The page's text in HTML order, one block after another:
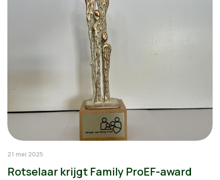
21 mei 2025
Rotselaar krijgt Family ProEF-award